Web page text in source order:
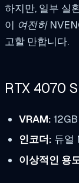
하지만, 일부 실
이 여전히
고할 만합니다.
RTX 4070
VRAM:
인코더: 듀얼
이상적인 용